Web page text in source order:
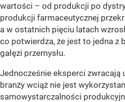
wartości – od produkcji po
produkcji farmaceutycznej
a w ostatnich pięciu latach
co potwierdza, że jest to jedna z
gałęzi przemysłu.
Jednocześnie eksperci zwracają
branży wciąż nie jest
samowystarczalności